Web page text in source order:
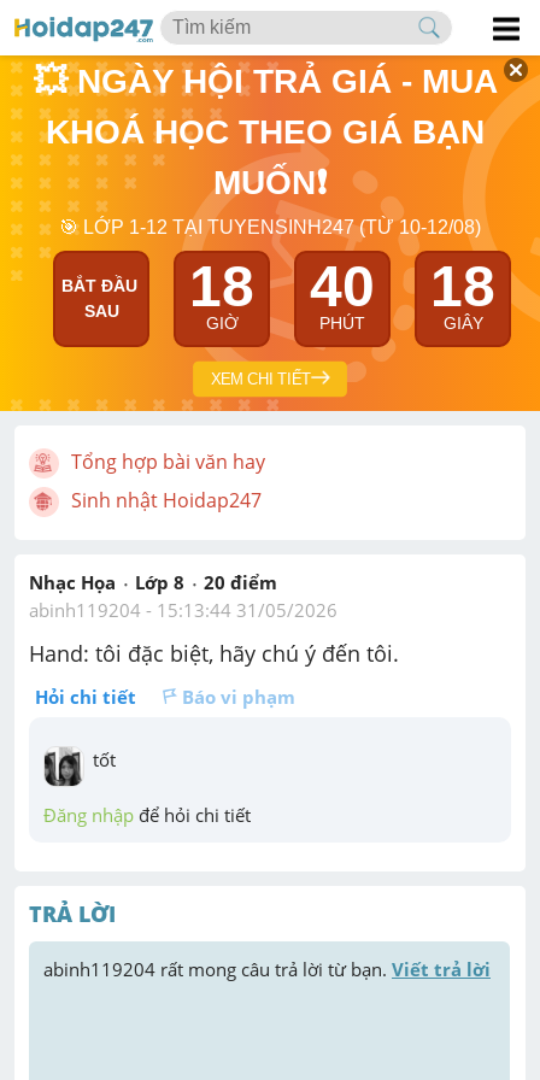
💥 NGÀY HỘI TRẢ GIÁ - MUA
KHOÁ HỌC THEO GIÁ BẠN
MUỐN❗
🎯 LỚP 1-12 TẠI TUYENSINH247 (TỪ 10-12/08)
BẮT ĐẦU
SAU
18
GIỜ
40
PHÚT
17
GIÂY
XEM CHI TIẾT
Tổng hợp bài văn hay
Sinh nhật Hoidap247
Nhạc Họa Lớp 8 20 điểm
abinh119204 - 15:13:44 31/05/2026
Hand: tôi đặc biệt, hãy chú ý đến tôi.
Hỏi chi tiết Báo vi phạm
tốt
Đăng nhập để hỏi chi tiết
TRẢ LỜI
abinh119204 rất mong câu trả lời từ bạn. Viết trả lời